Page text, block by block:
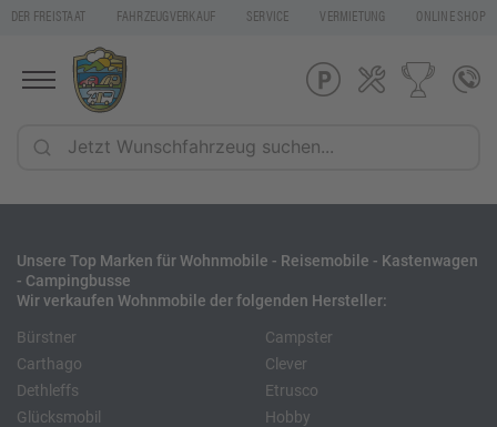
DER FREISTAAT FAHRZEUGVERKAUF SERVICE VERMIETUNG ONLINE SHOP
Unsere Top Marken für Wohnmobile - Reisemobile - Kastenwagen
- Campingbusse
Wir verkaufen Wohnmobile der folgenden Hersteller:
Bürstner
Carthago
Dethleffs
Glücksmobil
Campster
Clever
Etrusco
Hobby